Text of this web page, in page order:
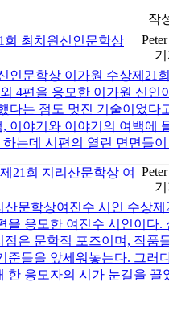
작
회 최치원신인문학상
인문학상 이가원 수상제21
4편을 응모한 이가원 신인
다는 점도 멋진 기술이었다
이야기와 이야기의 여백에
는데 시편의 열린 면면들
21회 지리산문학상 여
산문학상여진수 시인 수상
을 응모한 여진수 시인이다.
점은 문학적 포즈이며, 작품
준들을 앞세워놓는다. 그러
한 응모자의 시가 눈길을 끌